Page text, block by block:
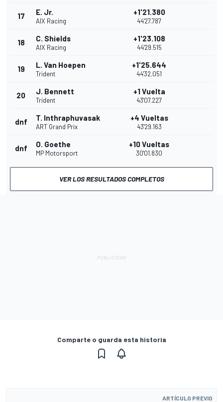
17 E. Jr.
AIX Racing
+1'21.380
44'27.787
18 C. Shields
AIX Racing
+1'23.108
44'29.515
19 L. Van Hoepen
Trident
+1'25.644
44'32.051
20 J. Bennett
Trident
+1 Vuelta
43'07.227
dnf T. Inthraphuvasak
ART Grand Prix
+4 Vueltas
43'29.163
dnf O. Goethe
MP Motorsport
+10 Vueltas
30'01.830
VER LOS RESULTADOS COMPLETOS
Comparte o guarda esta historia
ARTÍCULO PREVIO